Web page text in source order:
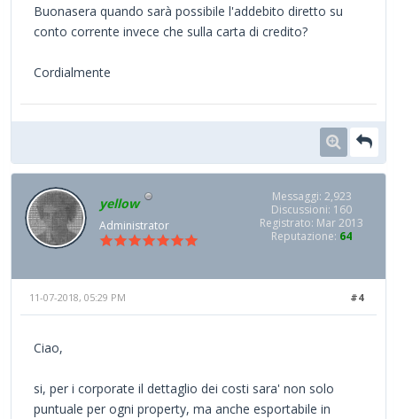
Buonasera quando sarà possibile l'addebito diretto su
conto corrente invece che sulla carta di credito?
Cordialmente
yellow
Administrator
Messaggi: 2,923
Discussioni: 160
Registrato: Mar 2013
Reputazione: 64
#4
11-07-2018, 05:29 PM
Ciao,
si, per i corporate il dettaglio dei costi sara' non solo
puntuale per ogni property, ma anche esportabile in